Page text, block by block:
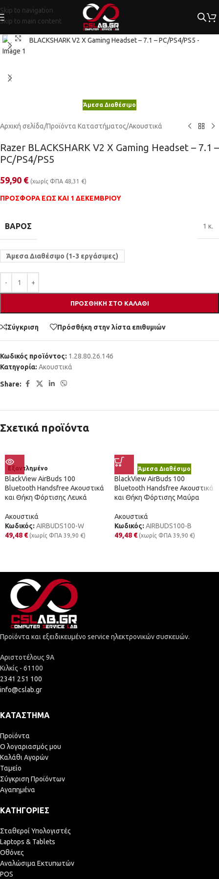
Skip to navigation
Skip to main content
Κλικ για μεγέθυνση
Άμεσα Διαθέσιμο
Αρχική σελίδα/Προϊόντα Καταστήματος/Ακουστικά
Razer BLACKSHARK V2 X Gaming Headset – 7.1 –
PC/PS4/PS5
59,90 € (χωρίς ΦΠΑ 48,31 €)
ΠΡΟΣΦΟΡΑ ΕΩΣ ΚΑΙ 1 ΔΕΚΕΜΒΡΙΟΥ
ΒΆΡΟΣ 1 κ.
Άμεσα Διαθέσιμο (1-3 εργάσιμες)
ΠΡΟΣΘΉΚΗ ΣΤΟ ΚΑΛΆΘΙ
Σύγκριση Πρόσθήκη στην λίστα επιθυμιών
Κωδικός προϊόντος: 1.28.80.26.146
Κατηγορία: Ακουστικά
Share:
Σχετικά προϊόντα
Εξαντλημένο
BlackView AirBuds 100
Bluetooth Handsfree Ακουστικά
και Θήκη Φόρτισης Λευκά
Ακουστικά
Κωδικός: AIRBUDS100-W
49,48 € (χωρίς ΦΠΑ 39,90 €)
Άμεσα Διαθέσιμο
BlackView AirBuds 100
Bluetooth Handsfree Ακουστικά
και Θήκη Φόρτισης Μαύρα
Ακουστικά
Κωδικός: AIRBUDS100-B
49,48 € (χωρίς ΦΠΑ 39,90 €)
Προϊόντα και εξειδικευμένο service ηλεκτρονικών συσκευών.
Αριστοτέλους 9Α
Κιλκίς - 61100
2341 251 100
info@cslab.gr
ΚΑΤΆΣΤΗΜΑ
Προϊόντα
Ο λογαριασμός μου
Καλάθι Αγορών
Ταμείο
Σύγκριση Προϊόντων
Αγαπημένα
ΚΑΤΗΓΟΡΊΕΣ
Σταθεροί Υπολογιστές
Laptops & Tablets
Οθόνες
Αναλώσιμα Εκτυπωτών
POS